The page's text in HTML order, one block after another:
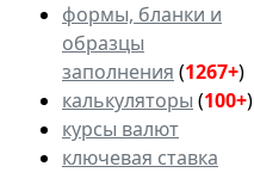
формы, бланки и
образцы
заполнения (1267+)
калькуляторы (100+)
курсы валют
ключевая ставка